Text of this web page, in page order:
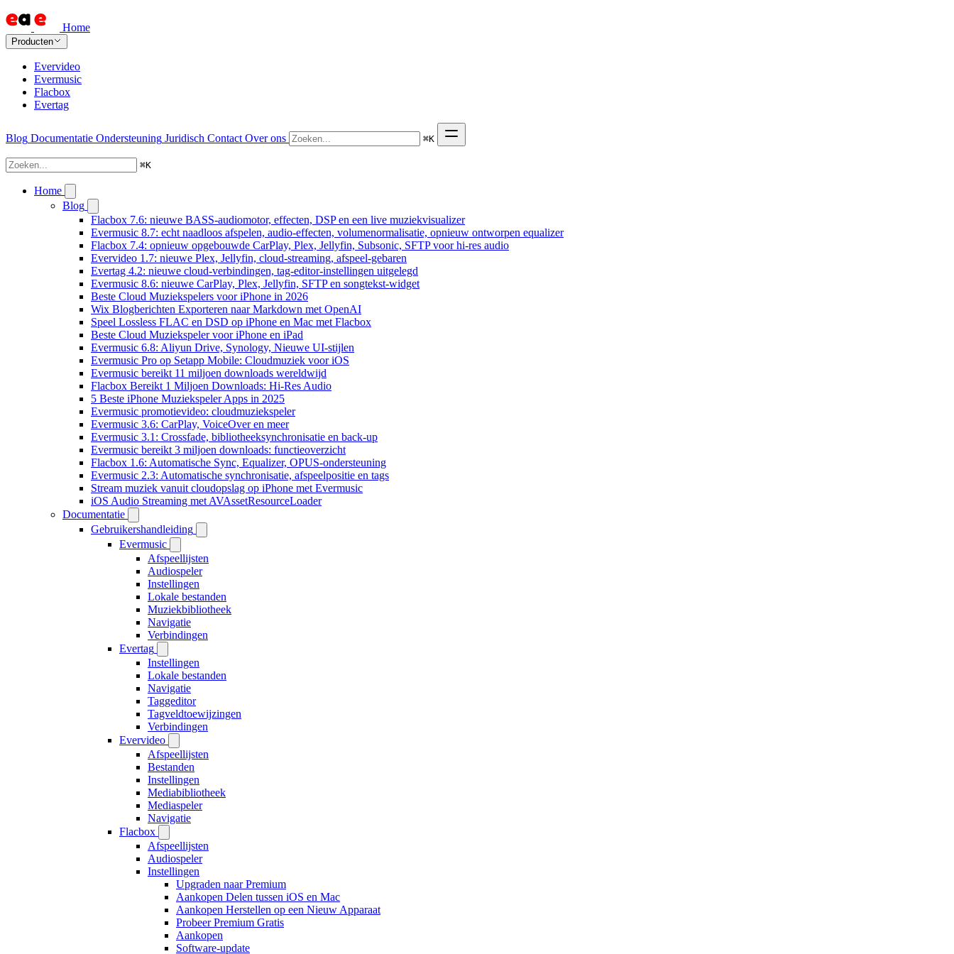
Home
Producten
Evervideo
Evermusic
Flacbox
Evertag
Blog Documentatie Ondersteuning Juridisch Contact Over ons ⌘K
⌘K
Home
Blog
Flacbox 7.6: nieuwe BASS-audiomotor, effecten, DSP en een live muziekvisualizer
Evermusic 8.7: echt naadloos afspelen, audio-effecten, volumenormalisatie, opnieuw ontworpen equalizer
Flacbox 7.4: opnieuw opgebouwde CarPlay, Plex, Jellyfin, Subsonic, SFTP voor hi-res audio
Evervideo 1.7: nieuwe Plex, Jellyfin, cloud-streaming, afspeel-gebaren
Evertag 4.2: nieuwe cloud-verbindingen, tag-editor-instellingen uitgelegd
Evermusic 8.6: nieuwe CarPlay, Plex, Jellyfin, SFTP en songtekst-widget
Beste Cloud Muziekspelers voor iPhone in 2026
Wix Blogberichten Exporteren naar Markdown met OpenAI
Speel Lossless FLAC en DSD op iPhone en Mac met Flacbox
Beste Cloud Muziekspeler voor iPhone en iPad
Evermusic 6.8: Aliyun Drive, Synology, Nieuwe UI-stijlen
Evermusic Pro op Setapp Mobile: Cloudmuziek voor iOS
Evermusic bereikt 11 miljoen downloads wereldwijd
Flacbox Bereikt 1 Miljoen Downloads: Hi-Res Audio
5 Beste iPhone Muziekspeler Apps in 2025
Evermusic promotievideo: cloudmuziekspeler
Evermusic 3.6: CarPlay, VoiceOver en meer
Evermusic 3.1: Crossfade, bibliotheeksynchronisatie en back-up
Evermusic bereikt 3 miljoen downloads: functieoverzicht
Flacbox 1.6: Automatische Sync, Equalizer, OPUS-ondersteuning
Evermusic 2.3: Automatische synchronisatie, afspeelpositie en tags
Stream muziek vanuit cloudopslag op iPhone met Evermusic
iOS Audio Streaming met AVAssetResourceLoader
Documentatie
Gebruikershandleiding
Evermusic
Afspeellijsten
Audiospeler
Instellingen
Lokale bestanden
Muziekbibliotheek
Navigatie
Verbindingen
Evertag
Instellingen
Lokale bestanden
Navigatie
Taggeditor
Tagveldtoewijzingen
Verbindingen
Evervideo
Afspeellijsten
Bestanden
Instellingen
Mediabibliotheek
Mediaspeler
Navigatie
Flacbox
Afspeellijsten
Audiospeler
Instellingen
Upgraden naar Premium
Aankopen Delen tussen iOS en Mac
Aankopen Herstellen op een Nieuw Apparaat
Probeer Premium Gratis
Aankopen
Software-update